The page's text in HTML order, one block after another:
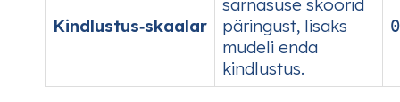
Kindlustus‑skaalar
sarnasuse skoorid
päringust, lisaks
mudeli enda
kindlustus.